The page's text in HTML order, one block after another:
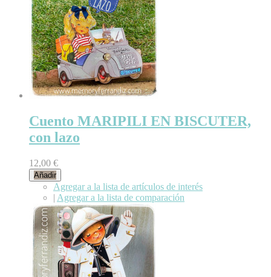
Cuento MARIPILI EN BISCUTER,
con lazo
12,00 €
Añadir
Agregar a la lista de artículos de interés
| Agregar a la lista de comparación